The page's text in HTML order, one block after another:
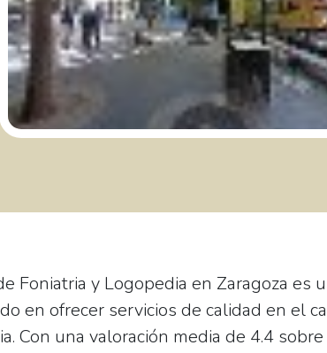
Foniatria y Logopedia en Zaragoza es
en ofrecer servicios de calidad en el
Con una valoración media de 4.4